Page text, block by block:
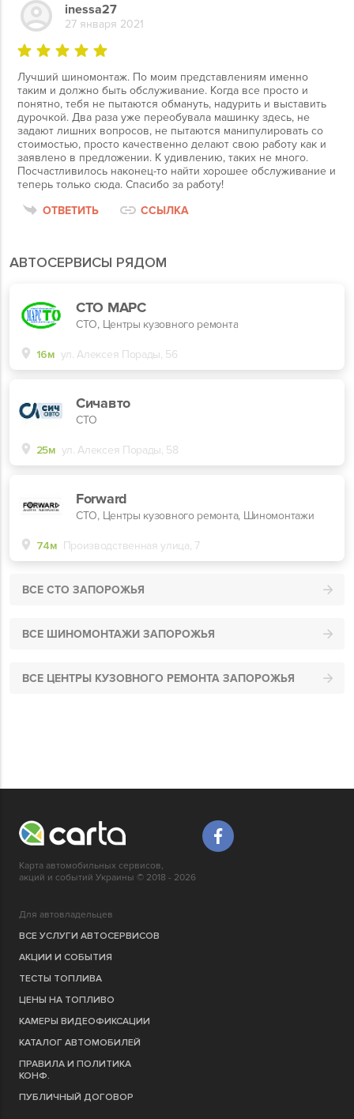
АВТОСЕРВИСЫ РЯДОМ
СТО МАРС
СТО, Центры кузовного ремонта
16м ул. Алексея Порады, 56
Сичавто
СТО
25м ул. Алексея Порады, 58
Forward
СТО, Центры кузовного ремонта, Шиномонтажи
74м Производственная улица, 7
ВСЕ СТО ЗАПОРОЖЬЯ
ВСЕ ШИНОМОНТАЖИ ЗАПОРОЖЬЯ
ВСЕ ЦЕНТРЫ КУЗОВНОГО РЕМОНТА ЗАПОРОЖЬЯ
inessa27
27 января 2021
Лучший шиномонтаж. По моим представлениям именно
таким и должно быть обслуживание. Когда все просто и
понятно, тебя не пытаются обмануть, надурить и выставить
дурочкой. Два раза уже переобувала машинку здесь, не
задают лишних вопросов, не пытаются манипулировать со
стоимостью, просто качественно делают свою работу как и
заявлено в предложении. К удивлению, таких не много.
Посчастливилось наконец-то найти хорошее обслуживание и
теперь только сюда. Спасибо за работу!
ОТВЕТИТЬ
ССЫЛКА
Карта автомобильных сервисов,
акций и событий Украины © 2018 - 2026
Для автовладельцев
ВСЕ УСЛУГИ АВТОСЕРВИСОВ
АКЦИИ И СОБЫТИЯ
ТЕСТЫ ТОПЛИВА
ЦЕНЫ НА ТОПЛИВО
КАМЕРЫ ВИДЕОФИКСАЦИИ
КАТАЛОГ АВТОМОБИЛЕЙ
ПРАВИЛА И ПОЛИТИКА
КОНФ.
ПУБЛИЧНЫЙ ДОГОВОР